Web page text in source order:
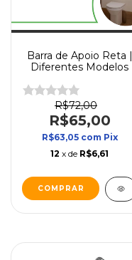
Barra de Apoio Reta |
Diferentes Modelos
R$72,00
R$65,00
R$63,05 com Pix
12 x de R$6,61
COMPRAR